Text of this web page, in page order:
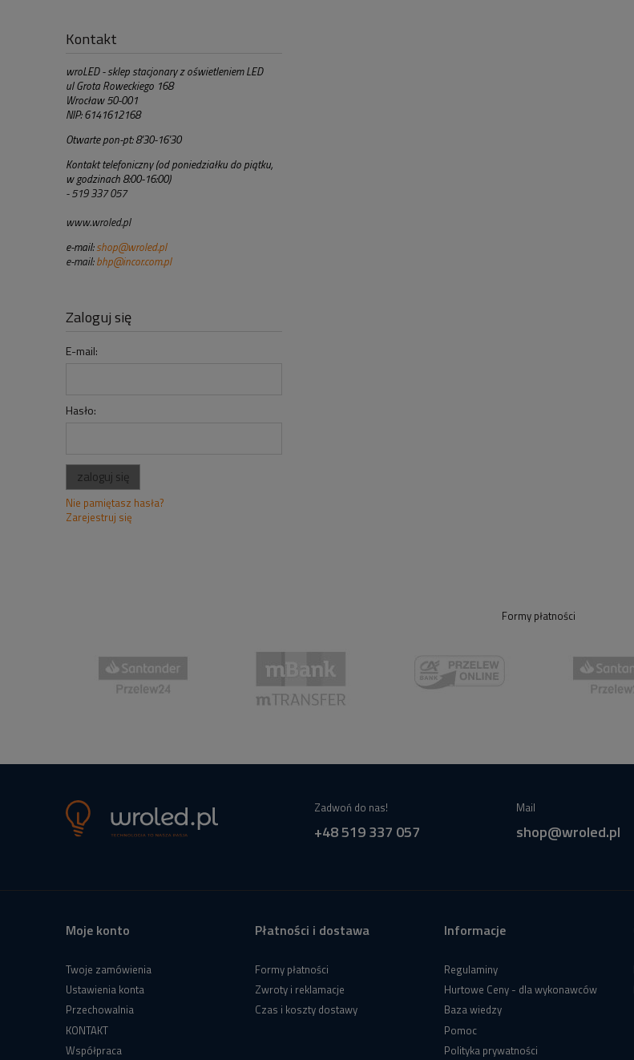
Kontakt
wroLED - sklep stacjonary z oświetleniem LED
ul Grota Roweckiego 168
Wrocław 50-001
NIP: 6141612168
Otwarte pon-pt: 8'30-16'30
Kontakt telefoniczny (od poniedziałku do piątku,
w godzinach 8:00-16:00)
- 519 337 057
www.wroled.pl
e-mail: shop@wroled.pl
e-mail:bhp@incor.com.pl
Zaloguj się
E-mail:
Hasło:
zaloguj się
Nie pamiętasz hasła?
Zarejestruj się
Formy płatności
Zadwoń do nas!
+48 519 337 057
Mail
shop@wroled.pl
Moje konto
Twoje zamówienia
Ustawienia konta
Przechowalnia
KONTAKT
Współpraca
Płatności i dostawa
Formy płatności
Zwroty i reklamacje
Czas i koszty dostawy
Informacje
Regulaminy
Hurtowe Ceny - dla wykonawców
Baza wiedzy
Pomoc
Polityka prywatności